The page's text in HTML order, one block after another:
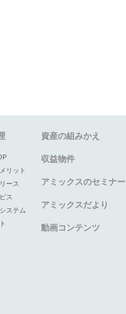
リット
ース
ス
ステム
資産の組みかえ
収益物件
アミックスのセミナー
アミックスだより
動画コンテンツ